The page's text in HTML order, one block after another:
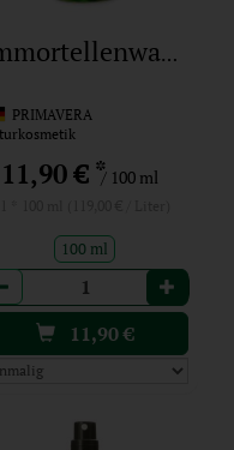
Immortellenwasser
PRIMAVERA
11,90 € */ 100 ml
100 ml
11,90€